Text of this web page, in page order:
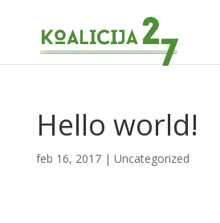
Hello world!
feb 16, 2017| Uncategorized